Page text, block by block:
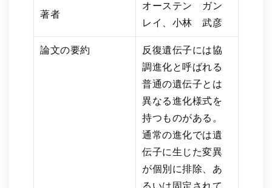
著者
オーステン ガン
レイ、小林 武彦
論文の要約
反復遺伝子には協
調進化と呼ばれる
普通の遺伝子とは
異なる進化様式を
持つものがある。
通常の進化では遺
伝子に生じた変異
が個別に排除、あ